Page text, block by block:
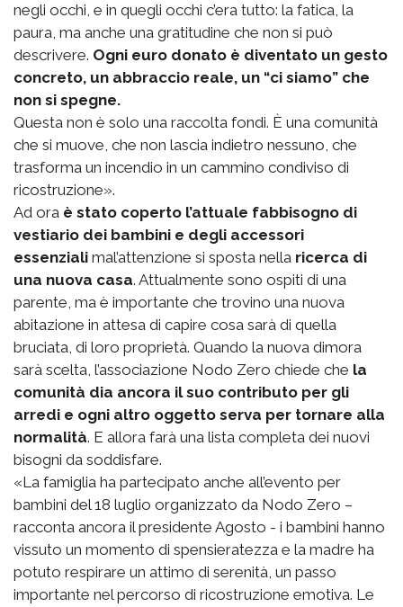
negli occhi, e in quegli occhi c’era tutto: la fatica, la
paura, ma anche una gratitudine che non si può
descrivere. Ogni euro donato è diventato un gesto
concreto, un abbraccio reale, un “ci siamo” che
non si spegne.
Questa non è solo una raccolta fondi. È una comunità
che si muove, che non lascia indietro nessuno, che
trasforma un incendio in un cammino condiviso di
ricostruzione».
Ad ora è stato coperto l’attuale fabbisogno di
vestiario dei bambini e degli accessori
essenziali mal’attenzione si sposta nella ricerca di
una nuova casa. Attualmente sono ospiti di una
parente, ma è importante che trovino una nuova
abitazione in attesa di capire cosa sarà di quella
bruciata, di loro proprietà. Quando la nuova dimora
sarà scelta, l’associazione Nodo Zero chiede che la
comunità dia ancora il suo contributo per gli
arredi e ogni altro oggetto serva per tornare alla
normalità. E allora farà una lista completa dei nuovi
bisogni da soddisfare.
«La famiglia ha partecipato anche all’evento per
bambini del 18 luglio organizzato da Nodo Zero –
racconta ancora il presidente Agosto - i bambini hanno
vissuto un momento di spensieratezza e la madre ha
potuto respirare un attimo di serenità, un passo
importante nel percorso di ricostruzione emotiva. Le